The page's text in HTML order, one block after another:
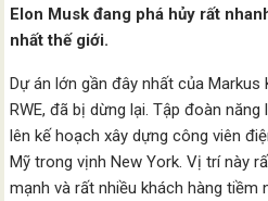
Elon Musk đang phá hủy rất
nhất thế giới.
Dự án lớn gần đây nhất của Markus
RWE, đã bị dừng lại. Tập đoàn
lên kế hoạch xây dựng công viên
Mỹ trong vịnh New York. Vị trí này
mạnh và rất nhiều khách hàng tiềm